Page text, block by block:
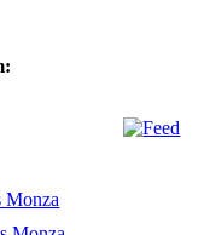
Monza